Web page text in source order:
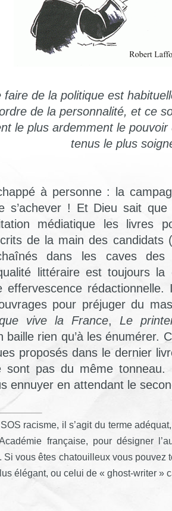
de la politique est
de la personnalité, et ce
le plus ardemment le
tenus le plus
à personne : la
s’achever ! Et Dieu sait
médiatique les livres
de la main des candidats
dans les caves des
littéraire est toujours la
effervescence rédactionnelle.
pour préjuger du
vive la France, Le
baille rien qu’à les énumérer.
proposés dans le dernier
sont pas du même
ennuyer en attendant le
racisme, il s’agit du terme
française, pour désigner
Si vous êtes chatouilleux vous pouvez
élégant, ou celui de « ghost-writer »